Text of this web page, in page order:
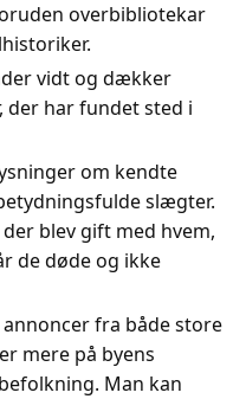
overbibliotekar
vidt og dækker
der har fundet sted i
om kendte
slægter.
blev gift med hvem,
de døde og ikke
fra både store
mere på byens
Man kan